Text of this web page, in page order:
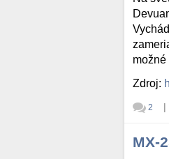
Zdroj:
2 |
MX-